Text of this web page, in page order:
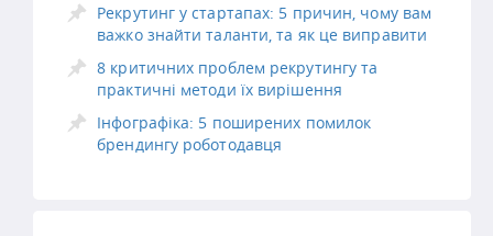
Рекрутинг у стартапах: 5 причин, чому вам
важко знайти таланти, та як це виправити
8 критичних проблем рекрутингу та
практичні методи їх вирішення
Інфографіка: 5 поширених помилок
брендингу роботодавця